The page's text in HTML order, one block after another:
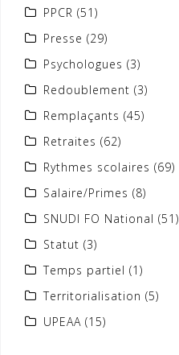
PPCR (51)
Presse (29)
Psychologues (3)
Redoublement (3)
Remplaçants (45)
Retraites (62)
Rythmes scolaires (69)
Salaire/Primes (8)
SNUDI FO National (51)
Statut (3)
Temps partiel (1)
Territorialisation (5)
UPEAA (15)